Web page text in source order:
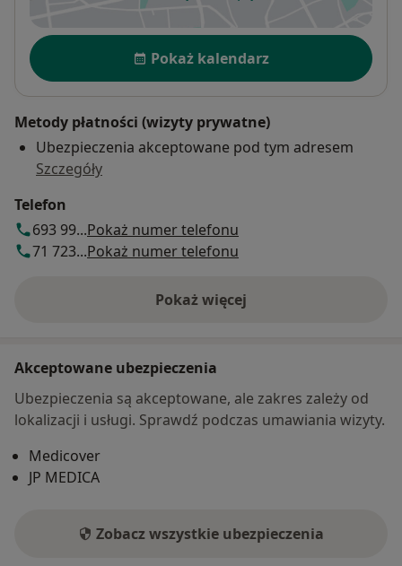
Dostępność
Pokaż kalendarz
Metody płatności (wizyty prywatne)
Ubezpieczenia akceptowane pod tym adresem
Szczegóły
Telefon
693 99...Pokaż numer telefonu
71 723...Pokaż numer telefonu
Pokaż więcej
o adresie
Akceptowane ubezpieczenia
Ubezpieczenia są akceptowane, ale zakres zależy od
lokalizacji i usługi. Sprawdź podczas umawiania wizyty.
Medicover
JP MEDICA
Zobacz wszystkie ubezpieczenia